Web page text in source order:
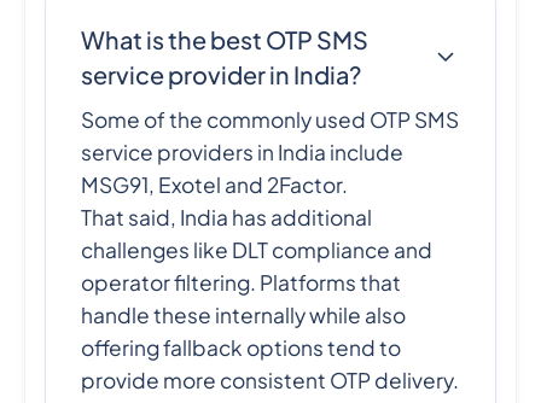
What is the best OTP SMS
service provider in India?
Some of the commonly used OTP SMS
service providers in India include
MSG91, Exotel and 2Factor.
That said, India has additional
challenges like DLT compliance and
operator filtering. Platforms that
handle these internally while also
offering fallback options tend to
provide more consistent OTP delivery.